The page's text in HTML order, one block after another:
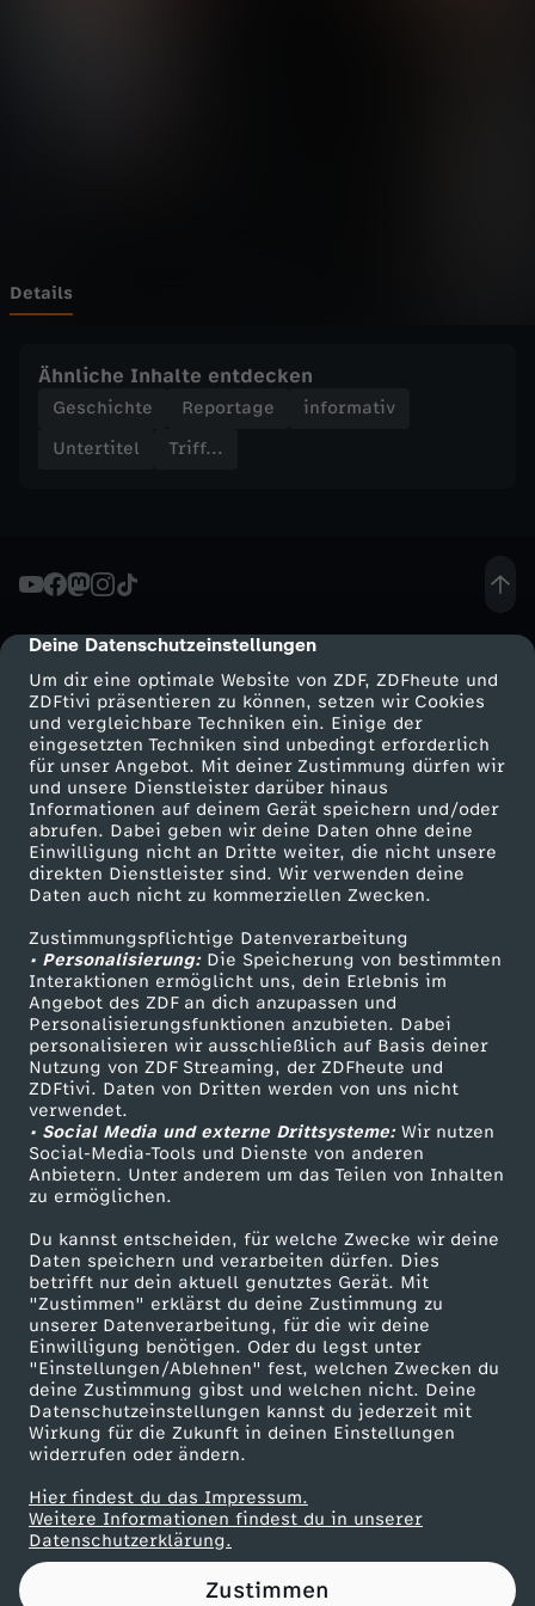
cmp-dialog-description
Deine Datenschutzeinstellungen
Um dir eine optimale Website von ZDF, ZDFheute und
ZDFtivi präsentieren zu können, setzen wir Cookies
und vergleichbare Techniken ein. Einige der
eingesetzten Techniken sind unbedingt erforderlich
für unser Angebot. Mit deiner Zustimmung dürfen wir
und unsere Dienstleister darüber hinaus
Informationen auf deinem Gerät speichern und/oder
abrufen. Dabei geben wir deine Daten ohne deine
Einwilligung nicht an Dritte weiter, die nicht unsere
direkten Dienstleister sind. Wir verwenden deine
Daten auch nicht zu kommerziellen Zwecken.
Zustimmungspflichtige Datenverarbeitung
• Personalisierung:Die Speicherung von bestimmten
Interaktionen ermöglicht uns, dein Erlebnis im
Angebot des ZDF an dich anzupassen und
Personalisierungsfunktionen anzubieten. Dabei
personalisieren wir ausschließlich auf Basis deiner
Nutzung von ZDF Streaming, der ZDFheute und
ZDFtivi. Daten von Dritten werden von uns nicht
verwendet.
• Social Media und externe Drittsysteme:Wir nutzen
Social-Media-Tools und Dienste von anderen
Anbietern. Unter anderem um das Teilen von Inhalten
zu ermöglichen.
Du kannst entscheiden, für welche Zwecke wir deine
Daten speichern und verarbeiten dürfen. Dies
betrifft nur dein aktuell genutztes Gerät. Mit
"Zustimmen" erklärst du deine Zustimmung zu
unserer Datenverarbeitung, für die wir deine
Einwilligung benötigen. Oder du legst unter
"Einstellungen/Ablehnen" fest, welchen Zwecken du
deine Zustimmung gibst und welchen nicht. Deine
Datenschutzeinstellungen kannst du jederzeit mit
Wirkung für die Zukunft in deinen Einstellungen
widerrufen oder ändern.
Hier findest du das Impressum.
Weitere Informationen findest du in unserer
Datenschutzerklärung.
Zustimmen
e
t
n
s
t
e
i
n
Details
Ähnliche Inhalte entdecken
Geschichte Reportage
informativ
Untertitel
Triff...
Mehr ZDF
ZDF-Apps
Smart TV
ZDFtext
Livestreams
Sendungen A-Z
TV-Programm
Service
ZDFmitreden
Kontakt zum ZDF
Tickets
Zuschauerservice
Hilfe
ZDF Unternehmen
Karriere
ZDF goes Schule
Werbefernsehen
Mainzelmännchen
Partner